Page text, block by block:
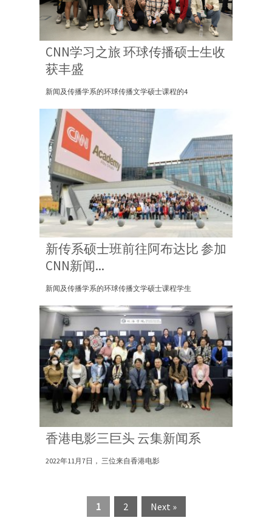
CNN学习之旅 环球传播硕士生收
获丰盛
新闻及传播学系的环球传播文学硕士课程的4
新传系硕士班前往阿布达比 参加
CNN新闻...
新闻及传播学系的环球传播文学硕士课程学生
香港电影三巨头 云集新闻系
2022年11月7日， 三位来自香港电影
1 2 Next »